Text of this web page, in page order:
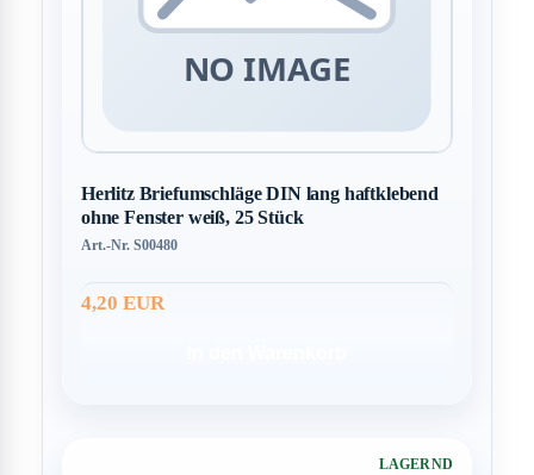
Herlitz Briefumschläge DIN lang haftklebend
ohne Fenster weiß, 25 Stück
Art.-Nr. S00480
4,20 EUR
LAGERND